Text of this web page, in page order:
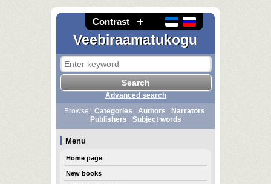
Contrast
Veebiraamatukogu
Advanced search
Browse: Categories Authors
Narrators
Publishers
Subject words
Menu
Home page
New books